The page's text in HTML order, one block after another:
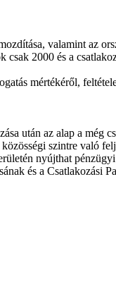
valamint az
2000 és a
mértékéről,
után az alap a még
szintre való
nyújthat
és a Csatlakozási